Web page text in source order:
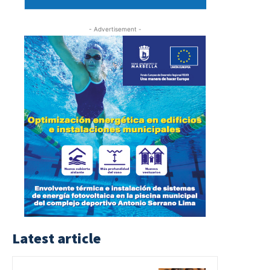
- Advertisement -
Latest article